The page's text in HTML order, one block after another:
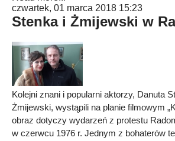
czwartek, 01 marca 2018 15:23
Stenka i Żmijewski w
Kolejni znani i popularni aktorzy, Danuta
Żmijewski, wystąpili na planie filmowym
obraz dotyczy wydarzeń z protestu
w czerwcu 1976 r. Jednym z bohaterów